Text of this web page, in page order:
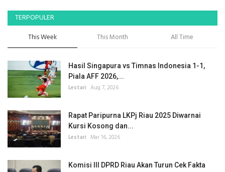
TERPOPULER
This Week This Month All Time
Hasil Singapura vs Timnas Indonesia 1-1,
Piala AFF 2026,...
Lestari Aug 7, 2026
Rapat Paripurna LKPj Riau 2025 Diwarnai
Kursi Kosong dan...
Lestari Mar 16, 2026
Komisi III DPRD Riau Akan Turun Cek Fakta